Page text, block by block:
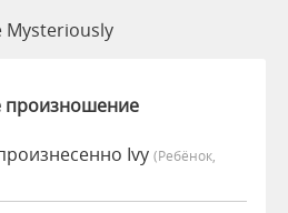
произношение
Ivy (Ребёнок,